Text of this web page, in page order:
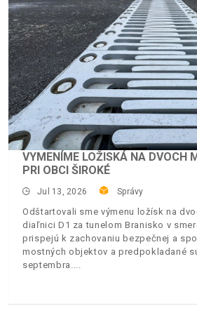
VYMENÍME LOŽISKÁ NA DVOCH
PRI OBCI ŠIROKÉ
Jul 13, 2026 Správy
Odštartovali sme výmenu ložísk na
diaľnici D1 za tunelom Branisko v
prispejú k zachovaniu bezpečnej a
mostných objektov a predpokladané
septembra.